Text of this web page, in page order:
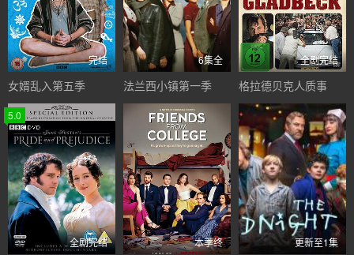
完结
女婿乱入第五季
6集全
法兰西小镇第一季
全剧完结
格拉德贝克人质事
5.0
全剧完结 本季终 更新至1集